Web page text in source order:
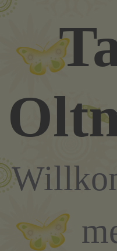
Zum
springen